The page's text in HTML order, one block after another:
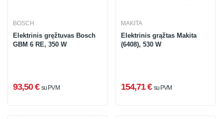
BOSCH
Elektrinis gręžtuvas Bosch
GBM 6 RE, 350 W
93,50 € su PVM
MAKITA
Elektrinis grąžtas Makita
(6408), 530 W
154,71 € su PVM